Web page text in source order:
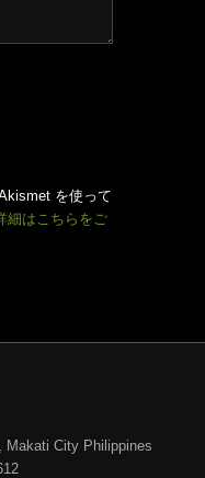
を使って
細はこちらをご
Makati City Philippines